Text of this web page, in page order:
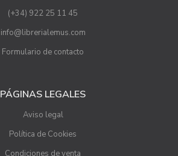
(+34) 922 25 11 45
info@librerialemus.com
Formulario de contacto
PÁGINAS LEGALES
Aviso legal
Política de Cookies
Condiciones de venta